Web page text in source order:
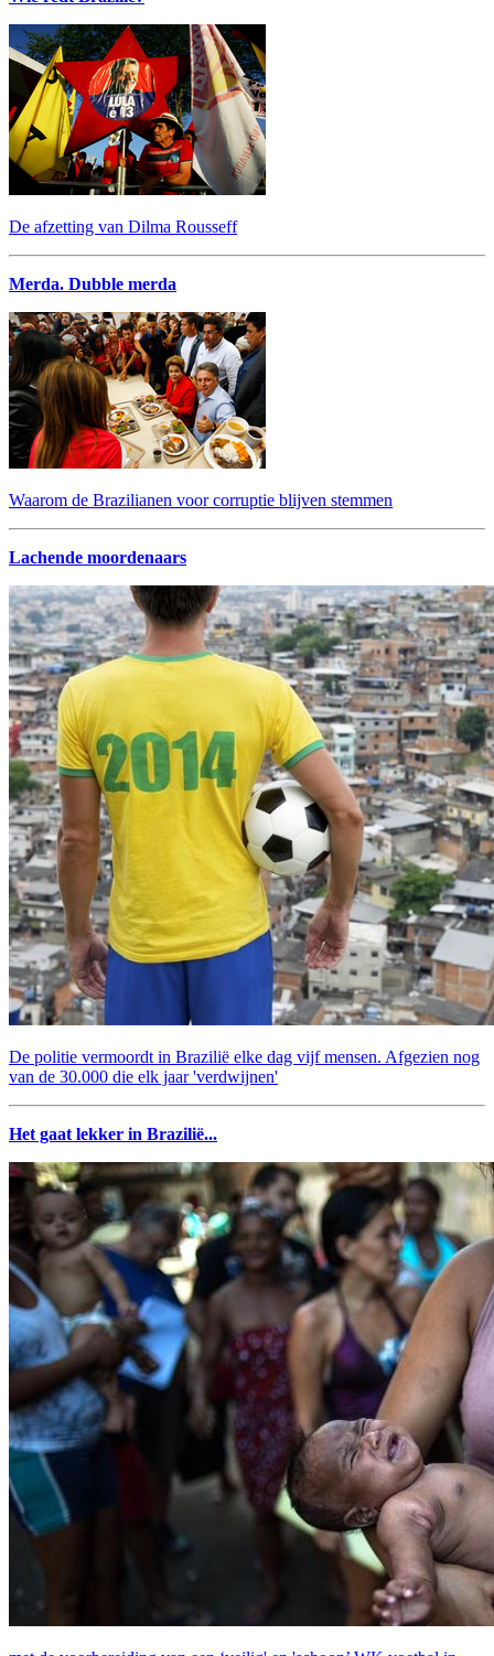
De afzetting van Dilma Rousseff
Merda. Dubble merda
Waarom de Brazilianen voor corruptie blijven stemmen
Lachende moordenaars
De politie vermoordt in Brazilië elke dag vijf mensen. Afgezien nog
van de 30.000 die elk jaar 'verdwijnen'
Het gaat lekker in Brazilië...